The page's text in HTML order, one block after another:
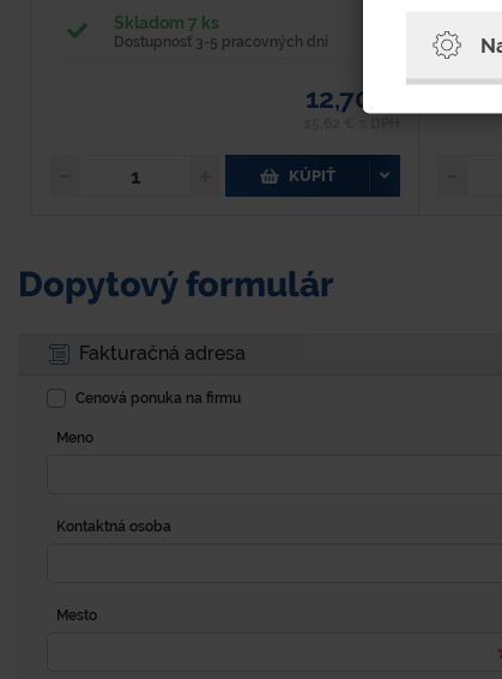
Skladom 7 ks
Dostupnosť 3-5 pracovných dní
12,70 €
KÚPIŤ
Dopytový formulár
Fakturačná adresa
Cenová ponuka na firmu
Meno
Kontaktná osoba
Mesto